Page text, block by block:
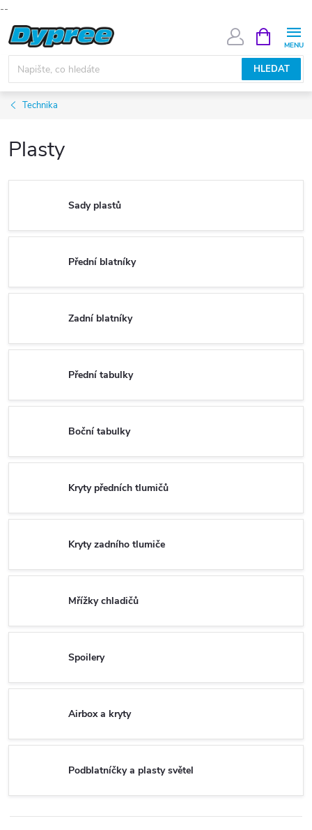
--
Přejít
na
obsah
HLEDAT
NÁKUPNÍ
KOŠÍK
Technika
Plasty
Sady plastů
Přední blatníky
Zadní blatníky
Přední tabulky
Boční tabulky
Kryty předních tlumičů
Kryty zadního tlumiče
Mřížky chladičů
Spoilery
Airbox a kryty
Podblatníčky a plasty světel